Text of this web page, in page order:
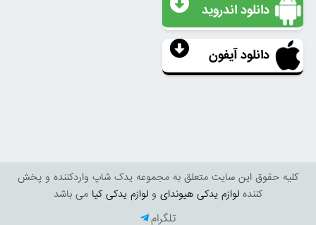
دانلود اندروید
دانلود آیفون
کليه حقوق اين سايت متعلق به مجموعه یدک شاپ واردکننده و پخش
کننده لوازم یدکی هیوندای و لوازم یدکی کیا می باشد
تلگرام